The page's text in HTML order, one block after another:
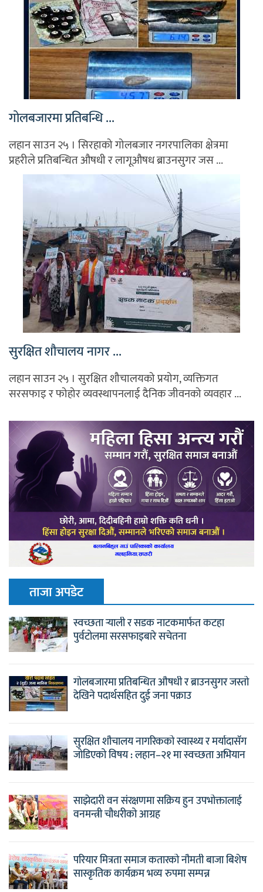
गोलबजारमा प्रतिबन्धि ...
लहान साउन २५ । सिरहाको गोलबजार नगरपालिका क्षेत्रमा
प्रहरीले प्रतिबन्धित औषधी र लागूऔषध ब्राउनसुगर जस ...
सुरक्षित शौचालय नागर ...
लहान साउन २५ । सुरक्षित शौचालयको प्रयोग, व्यक्तिगत
सरसफाइ र फोहोर व्यवस्थापनलाई दैनिक जीवनको व्यवहार ...
ताजा अपडेट
स्वच्छता र्‍याली र सडक नाटकमार्फत कटहा
पुर्वटोलमा सरसफाइबारे सचेतना
गोलबजारमा प्रतिबन्धित औषधी र ब्राउनसुगर जस्तो
देखिने पदार्थसहित दुई जना पक्राउ
सुरक्षित शौचालय नागरिकको स्वास्थ्य र मर्यादासँग
जोडिएको विषय : लहान–२१ मा स्वच्छता अभियान
साझेदारी वन संरक्षणमा सक्रिय हुन उपभोक्तालाई
वनमन्त्री चौधरीको आग्रह
परियार मित्रता समाज कतारको नौमती बाजा बिशेष
सास्कृतिक कार्यक्रम भव्य रुपमा सम्पन्न